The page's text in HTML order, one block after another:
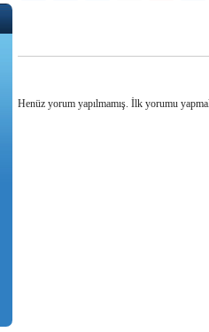
Henüz yorum yapılmamış. İlk yorumu